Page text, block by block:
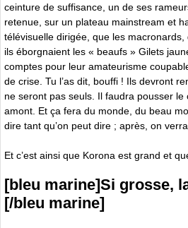
ceinture de suffisance, un de ses
retenue, sur un plateau mainstream et
télévisuelle dirigée, que les macronards,
ils éborgnaient les « beaufs » Gilets
comptes pour leur amateurisme
de crise. Tu l’as dit, bouffi ! Ils devront
ne seront pas seuls. Il faudra pousser
amont. Et ça fera du monde, du beau
dire tant qu’on peut dire ; après, on verra.
Et c’est ainsi que Korona est grand et
[bleu marine]Si grosse,
[/bleu marine]